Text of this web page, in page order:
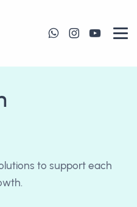
to support each